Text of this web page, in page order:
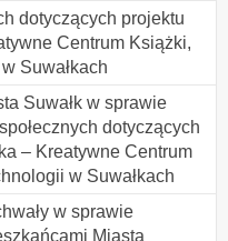
dotyczących projektu
Centrum Książki,
Suwałkach
Suwałk w sprawie
dotyczących
– Kreatywne Centrum
w Suwałkach
w sprawie
Miasta